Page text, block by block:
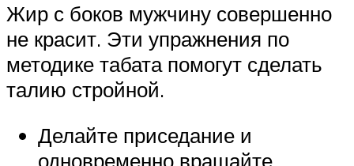
Жир с боков мужчину совершенно
не красит. Эти упражнения по
методике табата помогут сделать
талию стройной.
Делайте приседание и
одновременно вращайте